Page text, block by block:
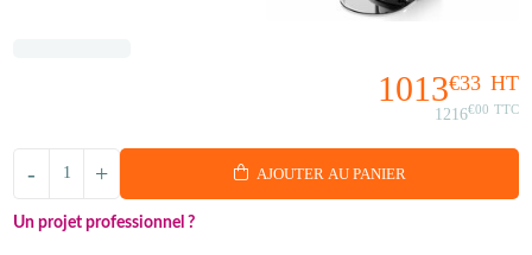
1013€33 HT
1216€00 TTC
+
- AJOUTER AU PANIER
Un projet professionnel ?